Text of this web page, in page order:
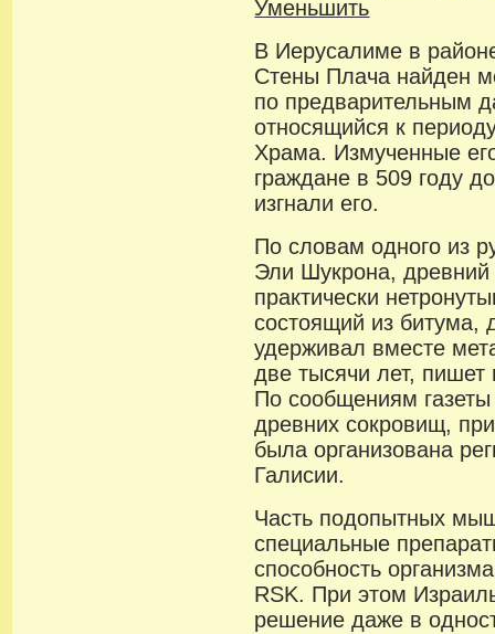
Уменьшить
В Иерусалиме в
Стены Плача найден
по предварительным
относящийся к
Храма. Измученные
граждане в 509 году
изгнали его.
По словам одного из
Эли Шукрона, древний
практически
состоящий из битума,
удерживал вместе
две тысячи лет, пишет
По сообщениям
древних сокровищ,
была организована
Галисии.
Часть подопытных
специальные
способность
RSK. При этом
решение даже в